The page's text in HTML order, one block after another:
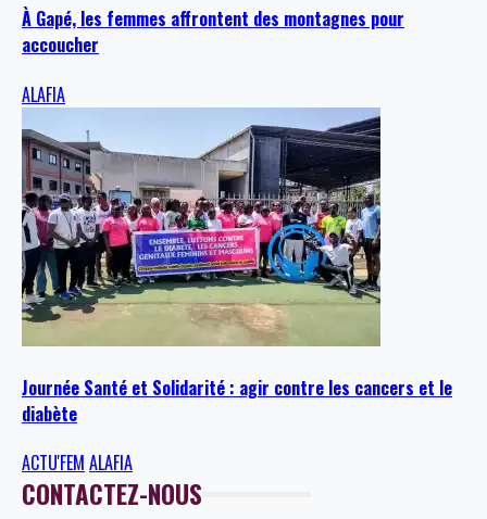
À Gapé, les femmes affrontent des montagnes pour
accoucher
ALAFIA
Journée Santé et Solidarité : agir contre les cancers et le
diabète
ACTU'FEM ALAFIA
CONTACTEZ-NOUS